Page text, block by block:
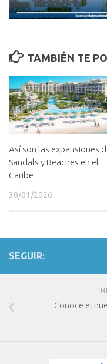
TAMBIÉN TE
Así son las expansiones
Sandals y Beaches en el
Caribe
30/01/2026
SEGUIR:
Conoce el